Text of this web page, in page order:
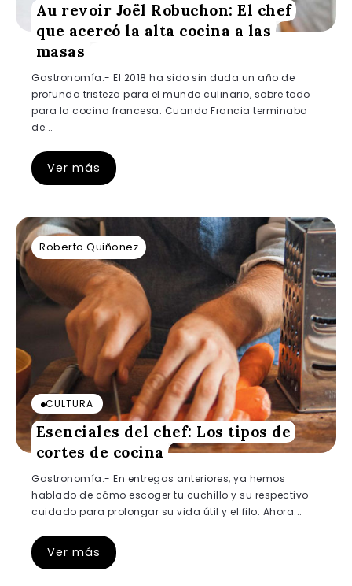
Au revoir Joël Robuchon: El chef
que acercó la alta cocina a las
masas
Gastronomía.- El 2018 ha sido sin duda un año de
profunda tristeza para el mundo culinario, sobre todo
para la cocina francesa. Cuando Francia terminaba
de...
Ver más
Roberto Quiñonez
CULTURA
Esenciales del chef: Los tipos de
cortes de cocina
Gastronomía.- En entregas anteriores, ya hemos
hablado de cómo escoger tu cuchillo y su respectivo
cuidado para prolongar su vida útil y el filo. Ahora...
Ver más